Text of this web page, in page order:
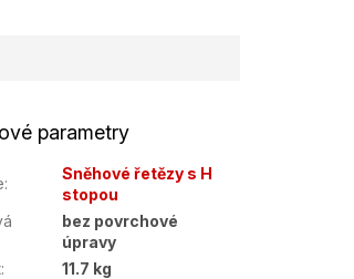
parametry
:
Sněhové řetězy s H
stopou
bez povrchové
úpravy
:
11.7 kg